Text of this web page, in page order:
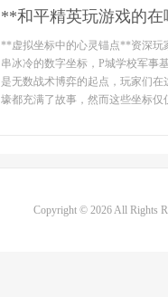
**和平精英玩游戏的
**虚拟坐标中的心灵锚点**资深玩
串冰冷的数字坐标，P城学校军事
是无数战术博弈的起点，玩家们
壕都充满了故事，然而这些坐标仅
Copyright © 2026 All Rights